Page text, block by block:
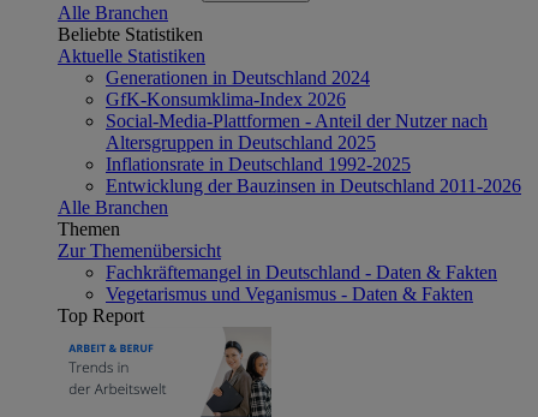
Alle Branchen
Beliebte Statistiken
Aktuelle Statistiken
Generationen in Deutschland 2024
GfK-Konsumklima-Index 2026
Social-Media-Plattformen - Anteil der Nutzer nach
Altersgruppen in Deutschland 2025
Inflationsrate in Deutschland 1992-2025
Entwicklung der Bauzinsen in Deutschland 2011-2026
Alle Branchen
Themen
Zur Themenübersicht
Fachkräftemangel in Deutschland - Daten & Fakten
Vegetarismus und Veganismus - Daten & Fakten
Top Report